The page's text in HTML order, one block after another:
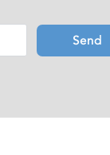
Send